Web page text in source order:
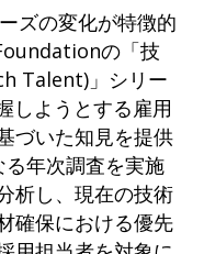
ズの変化が特徴的
の「技
Talent)」シリー
しようとする雇用
づいた知見を提供
る年次調査を実施
析し、現在の技術
確保における優先